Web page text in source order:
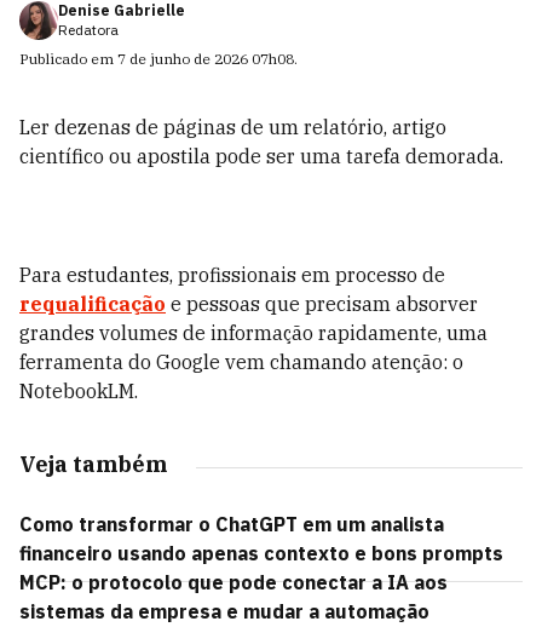
Denise Gabrielle
Redatora
Publicado em 7 de junho de 2026 07h08.
Ler dezenas de páginas de um relatório, artigo
científico ou apostila pode ser uma tarefa demorada.
Para estudantes, profissionais em processo de
requalificação e pessoas que precisam absorver
grandes volumes de informação rapidamente, uma
ferramenta do Google vem chamando atenção: o
NotebookLM.
Veja também
Como transformar o ChatGPT em um analista
financeiro usando apenas contexto e bons prompts
MCP: o protocolo que pode conectar a IA aos
sistemas da empresa e mudar a automação